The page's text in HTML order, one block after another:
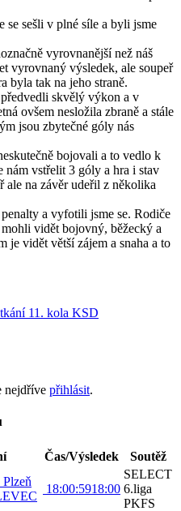
se sešli v plné síle a byli jsme
vyrovnanější než náš
vyrovnaný výsledek, ale soupeř
byla tak na jeho straně.
skvělý výkon a v
ovšem nesložila zbraně a stále
jsou zbytečné góly nás
bojovali a to vedlo k
nám vstřelit 3 góly a hra i stav
ale na závěr udeřil z několika
a vyfotili jsme se. Rodiče
vidět bojovný, běžecký a
vidět větší zájem a snaha a to
11. kola KSD
nejdříve přihlásit.
Čas/Výsledek
Soutěž
18:00:5918:00
SELECT
6.liga
PKFS